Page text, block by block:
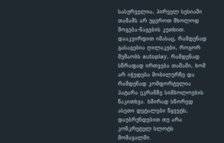
სასურველია, პირველ სესიაში
თამაშს არ უყუროთ მხოლოდ
მოგება-წაგების კუთხით.
დააკვირდით იმასაც, რამდენად
გასაგებია ღილაკები, როგორ
მუშაობს autoplay, რამდენად
სწრაფად ირთვება თამაში, ხომ
არ იჭედება მობილურზე და
რამდენად კომფორტულია
პატარა ეკრანზე სიმბოლოების
წაკითხვა. ხშირად სწორედ
ასეთი დეტალები წყვეტს,
დაუბრუნდებით თუ არა
კონკრეტულ სლოტს
მომავალში.